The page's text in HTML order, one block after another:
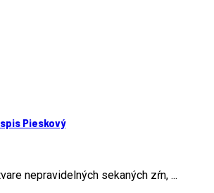
Pieskový
nepravidelných sekaných zŕn, ...